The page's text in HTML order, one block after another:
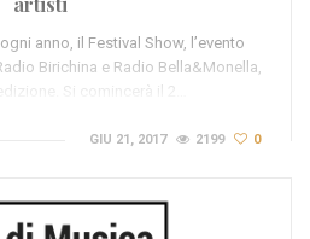
anno, il Festival Show, l’evento
Birichina e Radio Bella&Monella,
Si comincerà il 2…
GIU 21, 2017 2199 0